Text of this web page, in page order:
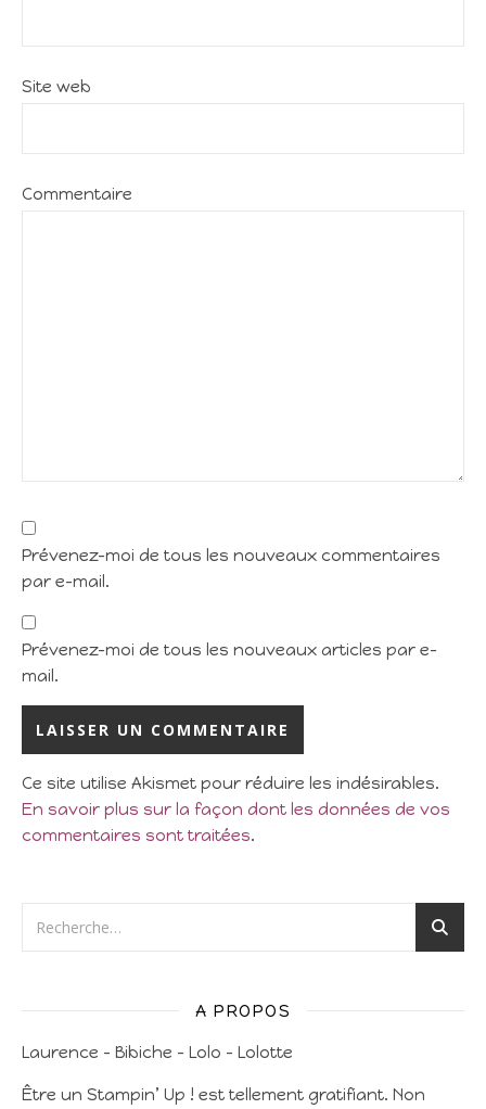
Site web
Commentaire
Prévenez-moi de tous les nouveaux commentaires
par e-mail.
Prévenez-moi de tous les nouveaux articles par e-
mail.
Ce site utilise Akismet pour réduire les indésirables.
En savoir plus sur la façon dont les données de vos
commentaires sont traitées.
A PROPOS
Laurence – Bibiche – Lolo – Lolotte
Être un Stampin’ Up ! est tellement gratifiant. Non